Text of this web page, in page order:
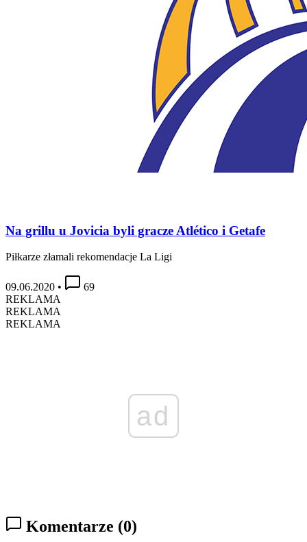
Na grillu u Jovicia byli gracze Atlético i Getafe
Piłkarze złamali rekomendacje La Ligi
09.06.2020 •
69
REKLAMA
REKLAMA
REKLAMA
ad
Komentarze (0)